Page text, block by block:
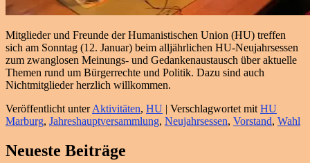
Mitglieder und Freunde der Humanistischen Union (HU) treffen
sich am Sonntag (12. Januar) beim alljährlichen HU-Neujahrsessen
zum zwanglosen Meinungs- und Gedankenaustausch über aktuelle
Themen rund um Bürgerrechte und Politik. Dazu sind auch
Nichtmitglieder herzlich willkommen.
Veröffentlicht unter Aktivitäten, HU | Verschlagwortet mit HU
Marburg, Jahreshauptversammlung, Neujahrsessen, Vorstand, Wahl
Primärer
Neueste Beiträge